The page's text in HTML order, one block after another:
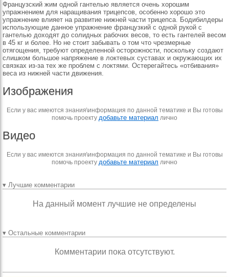
Французский жим одной гантелью является очень хорошим
упражнением для наращивания трицепсов, особенно хорошо это
упражнение влияет на развитие нижней части трицепса. Бодибилдеры
использующие данное упражнение французкий с одной рукой с
гантелью доходят до солидных рабочих весов, то есть гантелей весом
в 45 кг и более. Но не стоит забывать о том что чрезмерные
отягощения, требуют определенной осторожности, поскольку создают
слишком большое напряжение в локтевых суставах и окружающих их
связках из-за тех же проблем с локтями. Остерегайтесь «отбивания»
веса из нижней части движения.
Изображения
Если у вас имеются знания\информация по данной тематике и Вы готовы
помочь проекту добавьте материал лично
Видео
Если у вас имеются знания\информация по данной тематике и Вы готовы
помочь проекту добавьте материал лично
▾ Лучшие комментарии
На данный момент лучшие не определены
▾ Остальные комментарии
Комментарии пока отсутствуют.